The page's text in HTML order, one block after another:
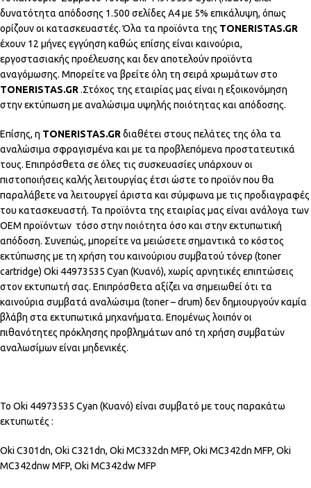
δυνατότητα απόδοσης 1.500 σελίδες Α4 με 5% επικάλυψη, όπως
ορίζουν οι κατασκευαστές. Όλα τα προϊόντα της TONERISTAS.GR
έχουν 12 μήνες εγγύηση καθώς επίσης είναι καινούρια,
εργοστασιακής προέλευσης και δεν αποτελούν προϊόντα
αναγόμωσης. Μπορείτε να βρείτε όλη τη σειρά χρωμάτων στο
TONERISTAS.GR .Στόχος της εταιρίας μας είναι η εξοικονόμηση
στην εκτύπωση με αναλώσιμα υψηλής ποιότητας και απόδοσης.
Επίσης, η TONERISTAS.GR διαθέτει στους πελάτες της όλα τα
αναλώσιμα σφραγισμένα και με τα προβλεπόμενα προστατευτικά
τους. Επιπρόσθετα σε όλες τις συσκευασίες υπάρχουν οι
πιστοποιήσεις καλής λειτουργίας έτσι ώστε το προϊόν που θα
παραλάβετε να λειτουργεί άριστα και σύμφωνα με τις προδιαγραφές
του κατασκευαστή. Τα προϊόντα της εταιρίας μας είναι ανάλογα των
OEM προϊόντων τόσο στην ποιότητα όσο και στην εκτυπωτική
απόδοση. Συνεπώς, μπορείτε να μειώσετε σημαντικά το κόστος
εκτύπωσης με τη χρήση του καινούριου συμβατού τόνερ (toner
cartridge) Oki 44973535 Cyan (Κυανό), χωρίς αρνητικές επιπτώσεις
στον εκτυπωτή σας. Επιπρόσθετα αξίζει να σημειωθεί ότι τα
καινούρια συμβατά αναλώσιμα (toner – drum) δεν δημιουργούν καμία
βλάβη στα εκτυπωτικά μηχανήματα. Επομένως λοιπόν οι
πιθανότητες πρόκλησης προβλημάτων από τη χρήση συμβατών
αναλωσίμων είναι μηδενικές.
Το Oki 44973535 Cyan (Κυανό) είναι συμβατό με τους παρακάτω
εκτυπωτές :
Oki C301dn, Oki C321dn, Oki MC332dn MFP, Oki MC342dn MFP, Oki
MC342dnw MFP, Oki MC342dw MFP